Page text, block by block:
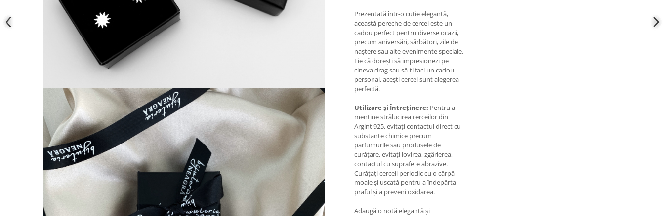
Prezentată într-o cutie elegantă,
această pereche de cercei este un
cadou perfect pentru diverse ocazii,
precum aniversări, sărbători, zile de
naștere sau alte evenimente speciale.
Fie că dorești să impresionezi pe
cineva drag sau să-ți faci un cadou
personal, acești cercei sunt alegerea
perfectă.
Utilizare și Întreținere: Pentru a
menține strălucirea cerceilor din
Argint 925, evitați contactul direct cu
substanțe chimice precum
parfumurile sau produsele de
curățare, evitați lovirea, zgârierea,
contactul cu suprafețe abrazive.
Curățați cerceii periodic cu o cârpă
moale și uscată pentru a îndepărta
praful și a preveni oxidarea.
Adaugă o notă elegantă și